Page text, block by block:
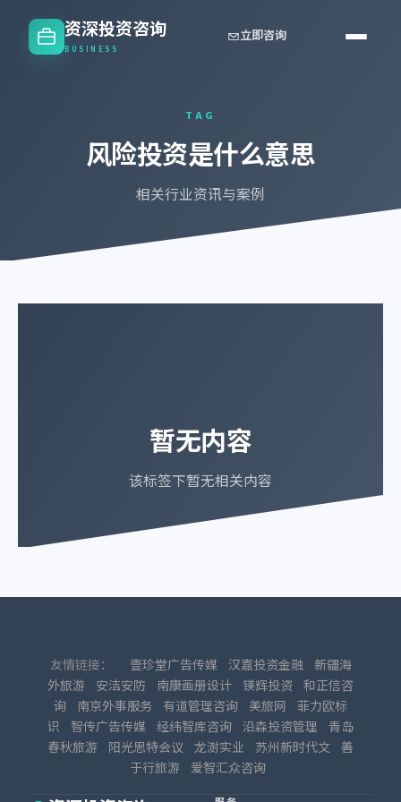
资深投资咨询
BUSINESS
立即咨询
TAG
风险投资是什么意思
相关行业资讯与案例
暂无内容
该标签下暂无相关内容
友情链接： 壹珍堂广告传媒 汉嘉投资金融
新疆海
外旅游
安洁安防 南康画册设计 镁辉投资 和正信咨
询
南京外事服务 有道管理咨询 美旅网
菲力欧标
识
智传广告传媒 经纬智库咨询 沿森投资管理
青岛
春秋旅游
阳光思特会议 龙澍实业 苏州新时代文 善
于行旅游
爱智汇众咨询